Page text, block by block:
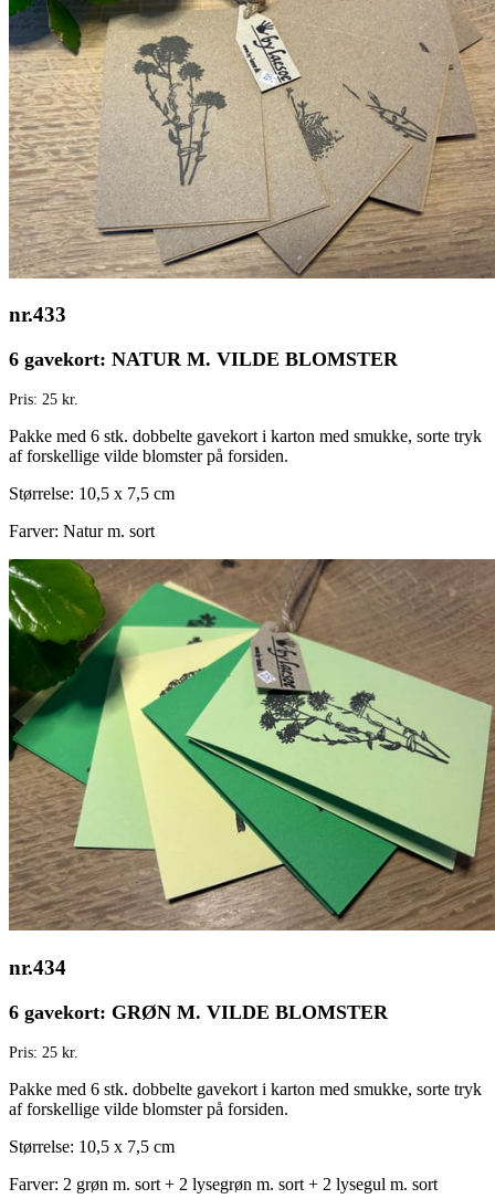
nr.433
6 gavekort: NATUR M. VILDE BLOMSTER
Pris: 25 kr.
Pakke med 6 stk. dobbelte gavekort i karton med smukke, sorte tryk
af forskellige vilde blomster på forsiden.
Størrelse: 10,5 x 7,5 cm
Farver: Naturm. sort
nr.434
6 gavekort: GRØN M. VILDE BLOMSTER
Pris: 25 kr.
Pakke med 6 stk. dobbelte gavekort i karton med smukke, sorte tryk
af forskellige vilde blomster på forsiden.
Størrelse: 10,5 x 7,5 cm
Farver: 2 grøn m. sort + 2 lysegrøn m. sort + 2 lysegul m. sort